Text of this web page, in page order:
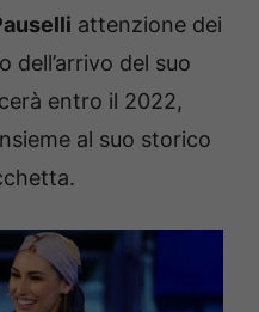
attenzione dei
dell’arrivo del suo
entro il 2022,
al suo storico